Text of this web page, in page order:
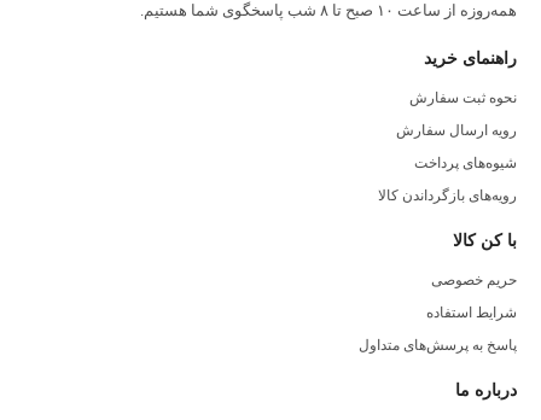
سرعت متفاوت آن اشاره کرد. با توجه به نوع میوه یا سبزی که استفاده
نتیجه را دریافت کنید. همچنین تیغه‌های این دستگاه از استیل ضد زنگ
کافیست میوه‌ها یا سبزیجات را به اندازه‌های مناسب برش دهید و آن‌ها را
همه‌روزه از ساعت ۱۰ صبح تا ۸ شب پاسخگوی شما هستیم.
راهنمای خرید
نحوه ثبت سفارش
رویه ارسال سفارش
شیوه‌های پرداخت
رویه‌های بازگرداندن کالا
با کن کالا
حریم خصوصی
شرایط استفاده
پاسخ به پرسش‌های متداول
درباره ما